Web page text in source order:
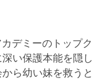
デミーのトップク
い保護本能を隠し
ら幼い妹を救うと